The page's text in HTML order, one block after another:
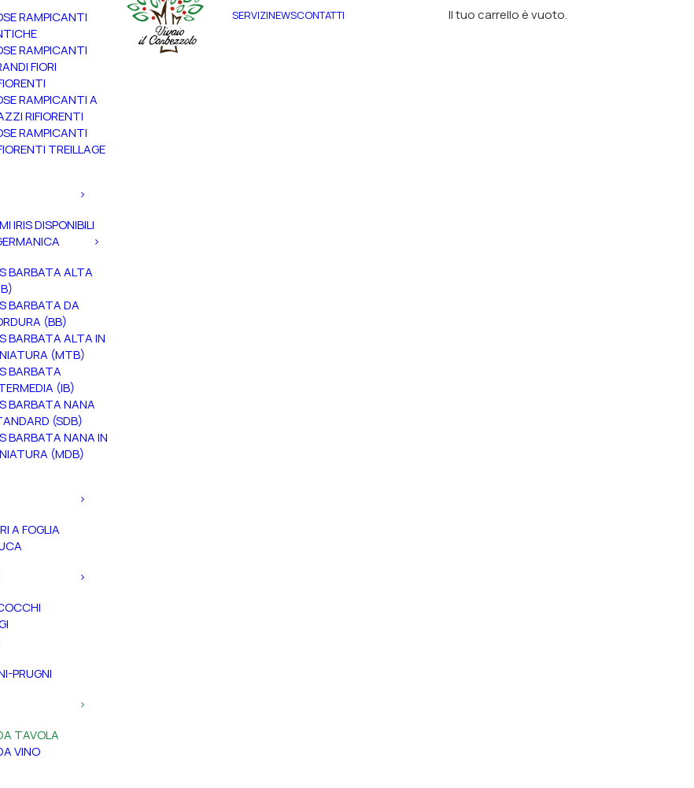
RAMPICANTI
RAMPICANTI
FIORI
RAMPICANTI A
RIFIORENTI
RAMPICANTI
TREILLAGE
IRIS DISPONIBILI
BARBATA ALTA
BARBATA DA
(BB)
BARBATA ALTA IN
(MTB)
BARBATA
(IB)
BARBATA NANA
(SDB)
BARBATA NANA IN
(MDB)
A FOGLIA
PRUGNI
TAVOLA
VINO
SERVIZINEWSCONTATTI Il tuo carrello è vuoto.